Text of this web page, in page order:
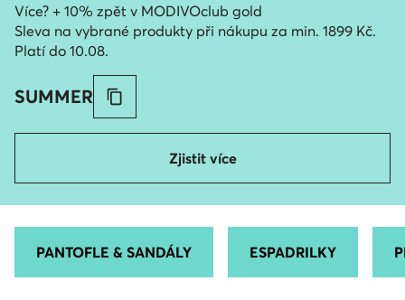
Více? + 10% zpět v MODIVOclub gold
Sleva na vybrané produkty při nákupu za min. 1899 Kč.
Platí do 10.08.
SUMMER
Zjistit více
PANTOFLE & SANDÁLY ESPADRILKY